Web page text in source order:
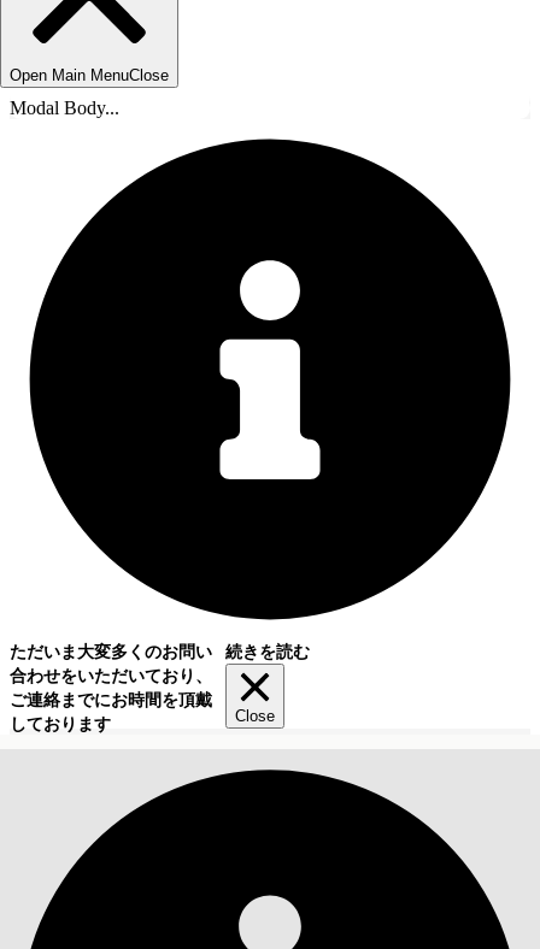
Open Main MenuClose
Modal Body...
ただいま大変多くのお問い
合わせをいただいており、
ご連絡までにお時間を頂戴
しております
続きを読む
Close